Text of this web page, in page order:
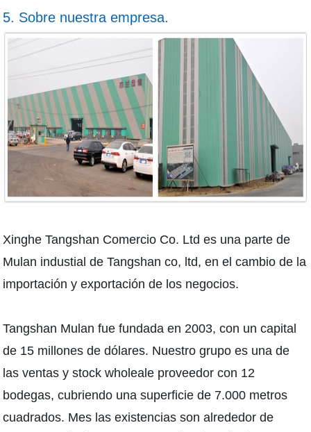
5. Sobre nuestra empresa.
Xinghe Tangshan Comercio Co. Ltd es una parte de
Mulan industial de Tangshan co, ltd, en el cambio de la
importación y exportación de los negocios.
Tangshan Mulan fue fundada en 2003, con un capital
de 15 millones de dólares. Nuestro grupo es una de
las ventas y stock wholeale proveedor con 12
bodegas, cubriendo una superficie de 7.000 metros
cuadrados. Mes las existencias son alrededor de